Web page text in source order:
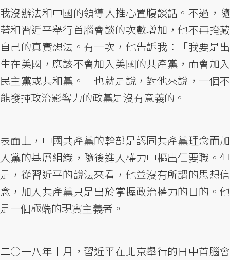
我沒辦法和中國的領導人推心置腹談話。不過，隨
著和習近平舉行首腦會談的次數增加，他不再掩藏
自己的真實想法。有一次，他告訴我：「我要是出
生在美國，應該不會加入美國的共產黨，而會加入
民主黨或共和黨。」也就是說，對他來說，一個不
能發揮政治影響力的政黨是沒有意義的。
表面上，中國共產黨的幹部是認同共產黨理念而加
入黨的基層組織，隨後進入權力中樞出任要職。但
是，從習近平的說法來看，他並沒有所謂的思想信
念，加入共產黨只是出於掌握政治權力的目的。他
是一個極端的現實主義者。
二○一八年十月，習近平在北京舉行的日中首腦會